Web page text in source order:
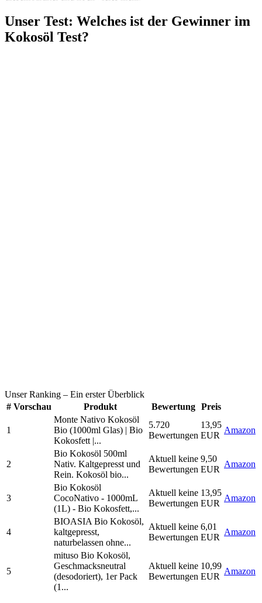
Unser Test: Welches ist der Gewinner im
Kokosöl Test?
Unser Ranking – Ein erster Überblick
# Vorschau Produkt Bewertung Preis
1
Monte Nativo Kokosöl
Bio (1000ml Glas) | Bio
Kokosfett |...
5.720
Bewertungen
13,95
EUR
Amazon
2
Bio Kokosöl 500ml
Nativ. Kaltgepresst und
Rein. Kokosöl bio...
Aktuell keine
Bewertungen
9,50
EUR
Amazon
3
Bio Kokosöl
CocoNativo - 1000mL
(1L) - Bio Kokosfett,...
Aktuell keine
Bewertungen
13,95
EUR
Amazon
4
BIOASIA Bio Kokosöl,
kaltgepresst,
naturbelassen ohne...
Aktuell keine
Bewertungen
6,01
EUR
Amazon
5
mituso Bio Kokosöl,
Geschmacksneutral
(desodoriert), 1er Pack
(1...
Aktuell keine
Bewertungen
10,99
EUR
Amazon